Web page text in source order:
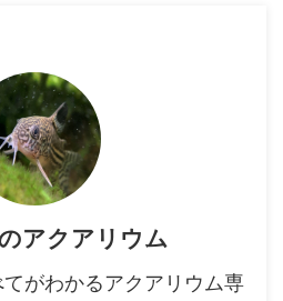
アクアリウム
がわかるアクアリウム専